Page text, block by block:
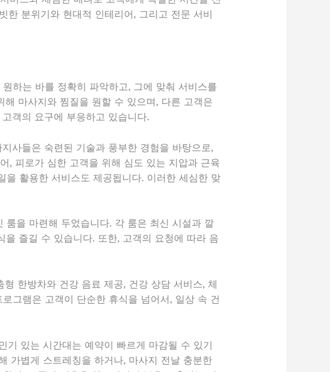
한 분위기와 현대적 인테리어, 그리고 전문 서비
하는 바를 정확히 파악하고, 그에 맞춰 서비스를
마사지와 찜질을 원할 수 있으며, 다른 고객은
객의 요구에 부응하고 있습니다.
사들은 숙련된 기술과 풍부한 경험을 바탕으로,
, 피로가 심한 고객을 위해 심도 있는 지압과 근육
활용한 서비스도 제공됩니다. 이러한 세심한 맞
룸을 마련해 두었습니다. 각 룸은 최신 시설과 깔
즐길 수 있습니다. 또한, 고객의 요청에 따라 음
한방차와 건강 음료 제공, 건강 상담 서비스, 체
그램은 고객이 단순한 휴식을 넘어서, 일상 속 건
기 있는 시간대는 예약이 빠르게 마감될 수 있기
가볍게 스트레칭을 하거나, 마사지 전날 충분한